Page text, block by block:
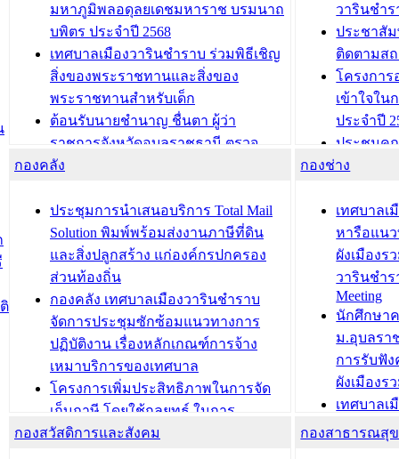
มหาภูมิพลอดุลยเดชมหาราช บรมนาถ
บพิตร ประจำปี 2568
เทศบาลเมืองวารินชำราบ ร่วมพิธีเชิญ
สิ่งของพระราชทานและสิ่งของ
พระราชทานสำหรับเด็ก
ต้อนรับนายชำนาญ ชื่นตา ผู้ว่า
ราชการจังหวัดอุบลราชธานี ตรวจ
ความเรียบร้อยของสถานที่ในการเตรี
องคมนตรี
สำนักทะเบียนท้องถิ่นเทศบาลเมือง
วารินชำราบ ดำเนินการมอบทะเบียน
บ้าน ทร.14 และบัตรประจำตัว
ประชาชนบุคคลประเภท 8 แก่บุคคลที่
ได้รับการเพิ่มชื่อในทะเบียนบ้าน
(ท.ร.14) กรณีคนไม่มีสัญชาติไทยได้รับ
อนุญาตให้มีถิ่นที่อยู่
ประชุมคณะกรรมการประเมินผลการ
ควบคุมภายในของ สำนัก/กอง/
โรงเรียน/ศูนย์พัฒนาเด็กเล็ก/สถานธนา
วารินชำร
ประชาสัม
ติดตามส
โครงกา
เข้าใจใน
ประจำปี
ประชุมค
ความเสี่ย
ประชุมที
ชีวา สร้า
ขับเคลื่อน
“เมืองแห่
บทความ อื่นๆ ...
กองคลัง
ประชุมการนำเสนอบริการ Total Mail
Solution พิมพ์พร้อมส่งงานภาษีที่ดิน
และสิ่งปลูกสร้าง แก่องค์กรปกครอง
ส่วนท้องถิ่น
กองคลัง เทศบาลเมืองวารินชำราบ
จัดการประชุมซักซ้อมแนวทางการ
ปฏิบัติงาน เรื่องหลักเกณฑ์การจ้าง
เหมาบริการของเทศบาล
โครงการเพิ่มประสิทธิภาพในการจัด
เก็บภาษี โดยใช้กลยุทธ์ ในการ
พัฒนาการจัดเก็บรายได้ ประจำปี พ.ศ.
กองช่าง
เทศบาลเ
หารือแน
ผังเมืองร
วารินชำร
Meeting
นักศึกษา
ม.อุบลรา
การรับฟั
ผังเมืองร
เทศบาลเ
โครงการ
กองสวัสดิการและสังคม กองสาธารณสุ